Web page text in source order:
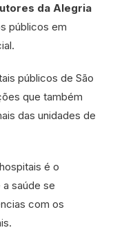
da Alegria
públicos em
públicos de São
que também
das unidades de
é o
saúde se
com os